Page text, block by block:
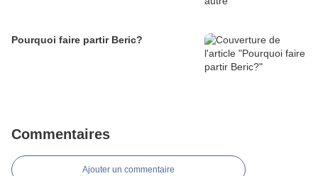
Pourquoi faire partir Beric?
Commentaires
Ajouter un commentaire